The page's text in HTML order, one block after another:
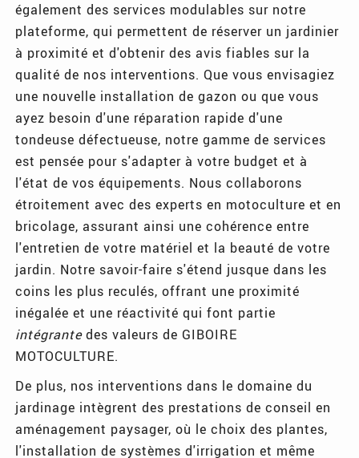
également des services modulables sur notre
plateforme, qui permettent de réserver un jardinier
à proximité et d'obtenir des avis fiables sur la
qualité de nos interventions. Que vous envisagiez
une nouvelle installation de gazon ou que vous
ayez besoin d'une réparation rapide d'une
tondeuse défectueuse, notre gamme de services
est pensée pour s'adapter à votre budget et à
l'état de vos équipements. Nous collaborons
étroitement avec des experts en motoculture et en
bricolage, assurant ainsi une cohérence entre
l'entretien de votre matériel et la beauté de votre
jardin. Notre savoir-faire s'étend jusque dans les
coins les plus reculés, offrant une proximité
inégalée et une réactivité qui font partie
intégrantedes valeurs de GIBOIRE
MOTOCULTURE.
De plus, nos interventions dans le domaine du
jardinage intègrent des prestations de conseil en
aménagement paysager, où le choix des plantes,
l'installation de systèmes d'irrigation et même